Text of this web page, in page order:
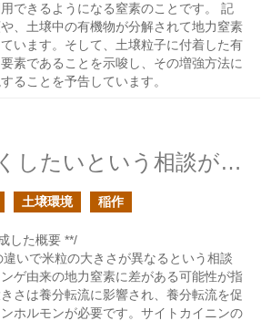
できるようになる窒素のことです。 記
、土壌中の有機物が分解されて地力窒素
います。そして、土壌粒子に付着した有
素であることを示唆し、その増強方法に
ることを予告しています。
米の粒を大きくしたいという相談があったの続き
土壌環境 稲作
した概要 **/
いで米粒の大きさが異なるという相談
ゲ由来の地力窒素に差がある可能性が指
さは養分転流に影響され、養分転流を促
ホルモンが必要です。サイトカイニンの